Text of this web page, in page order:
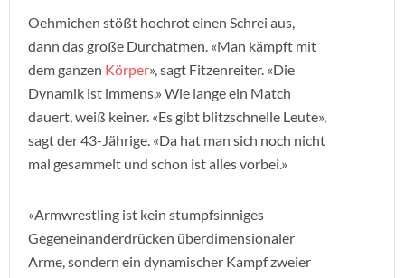
Oehmichen stößt hochrot einen Schrei aus,
dann das große Durchatmen. «Man kämpft mit
dem ganzen Körper», sagt Fitzenreiter. «Die
Dynamik ist immens.» Wie lange ein Match
dauert, weiß keiner. «Es gibt blitzschnelle Leute»,
sagt der 43-Jährige. «Da hat man sich noch nicht
mal gesammelt und schon ist alles vorbei.»
«Armwrestling ist kein stumpfsinniges
Gegeneinanderdrücken überdimensionaler
Arme, sondern ein dynamischer Kampf zweier